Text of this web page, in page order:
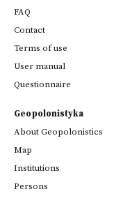
FAQ
Contact
Terms of use
User manual
Questionnaire
Geopolonistyka
About Geopolonistics
Map
Institutions
Persons